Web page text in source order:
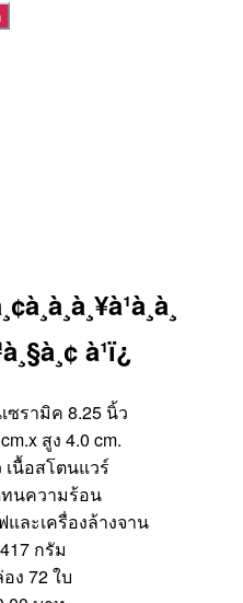
à¹ï¿
ซรามิค 8.25 นิ้ว
สูง 4.0 cm.
นื้อสโตนแวร์
ทนความร้อน
และเครื่องล้างจาน
กรัม
ง 72 ใบ